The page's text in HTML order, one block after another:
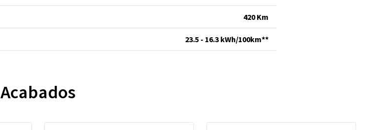
420 Km
23.5 - 16.3 kWh/100km**
Acabados